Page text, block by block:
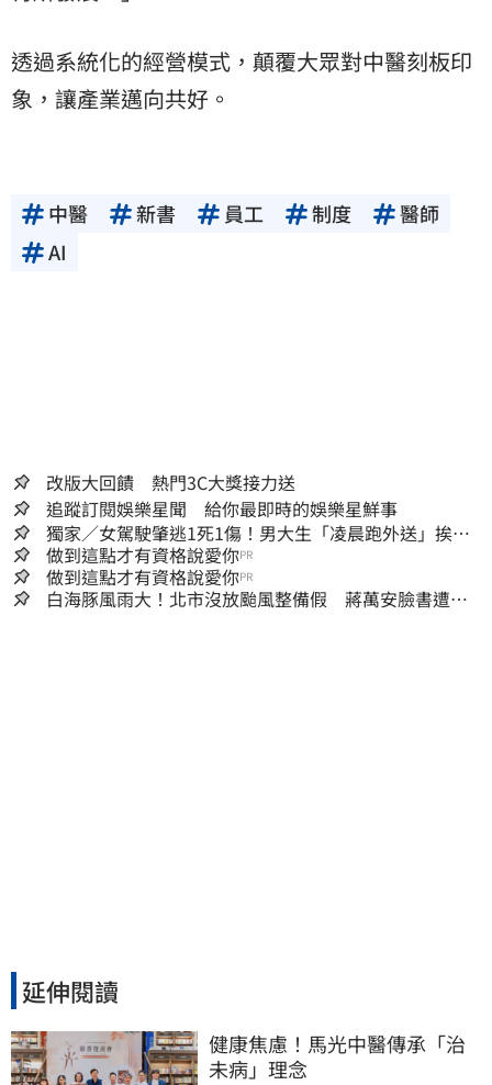
透過系統化的經營模式，顛覆大眾對中醫刻板印
象，讓產業邁向共好。
中醫 新書 員工 制度
醫師
AI
改版大回饋 熱門3C大獎接力送
追蹤訂閱娛樂星聞 給你最即時的娛樂星鮮事
獨家／女駕駛肇逃1死1傷！男大生「凌晨跑外送」挨
撞 媽淚：家快瓦解
做到這點才有資格說愛你PR
做到這點才有資格說愛你PR
白海豚風雨大！北市沒放颱風整備假 蔣萬安臉書遭網
延伸閱讀
健康焦慮！馬光中醫傳承「治
未病」理念